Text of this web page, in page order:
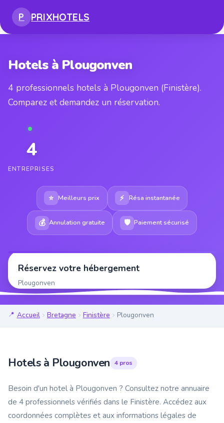
P PRIXHOTELS
Hotels à Plougonven
4 professionnels hotels à Plougonven (Finistère).
Comparez et demandez un réservation.
4
ENTREPRISES
⭐ Meilleurs prix ⚡ Résa instantanée
💰 Annulation gratuite 🛡 Paiement sécurisé
Réservez votre hébergement
Plougonven
Accueil Bretagne Finistère Plougonven
Hotels à Plougonven 4 pros
Besoin d'un hotel à Plougonven ? Consultez notre annuaire
de 4 professionnels vérifiés dans le Finistère. Accédez aux
coordonnées complètes et aux informations légales de